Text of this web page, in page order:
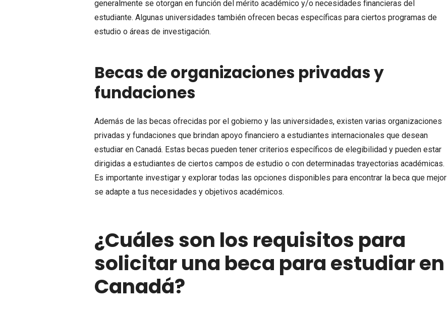
generalmente se otorgan en función del mérito académico y/o necesidades financieras del
estudiante. Algunas universidades también ofrecen becas específicas para ciertos programas de
estudio o áreas de investigación.
Becas de organizaciones privadas y
fundaciones
Además de las becas ofrecidas por el gobierno y las universidades, existen varias organizaciones
privadas y fundaciones que brindan apoyo financiero a estudiantes internacionales que desean
estudiar en Canadá. Estas becas pueden tener criterios específicos de elegibilidad y pueden estar
dirigidas a estudiantes de ciertos campos de estudio o con determinadas trayectorias académicas.
Es importante investigar y explorar todas las opciones disponibles para encontrar la beca que mejor
se adapte a tus necesidades y objetivos académicos.
¿Cuáles son los requisitos para
solicitar una beca para estudiar en
Canadá?